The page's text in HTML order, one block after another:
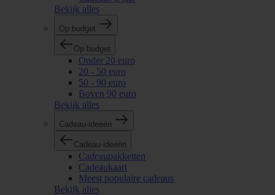
Bekijk alles
Op budget
Op budget
Onder 20 euro
20 - 50 euro
50 - 90 euro
Boven 90 euro
Bekijk alles
Cadeau-ideeën
Cadeau-ideeën
Cadeaupakketten
Cadeaukaart
Meest populaire cadeaus
Bekijk alles